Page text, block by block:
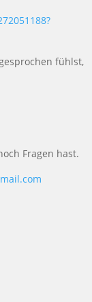
fühlst,
Fragen hast.